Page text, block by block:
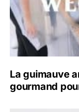
La guimauve
gourmand